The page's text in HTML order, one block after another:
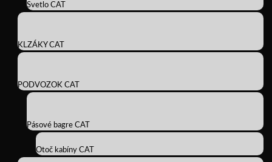
Svetlo CAT
KLZÁKY CAT
PODVOZOK CAT
Pásové bagre CAT
Otoč kabíny CAT